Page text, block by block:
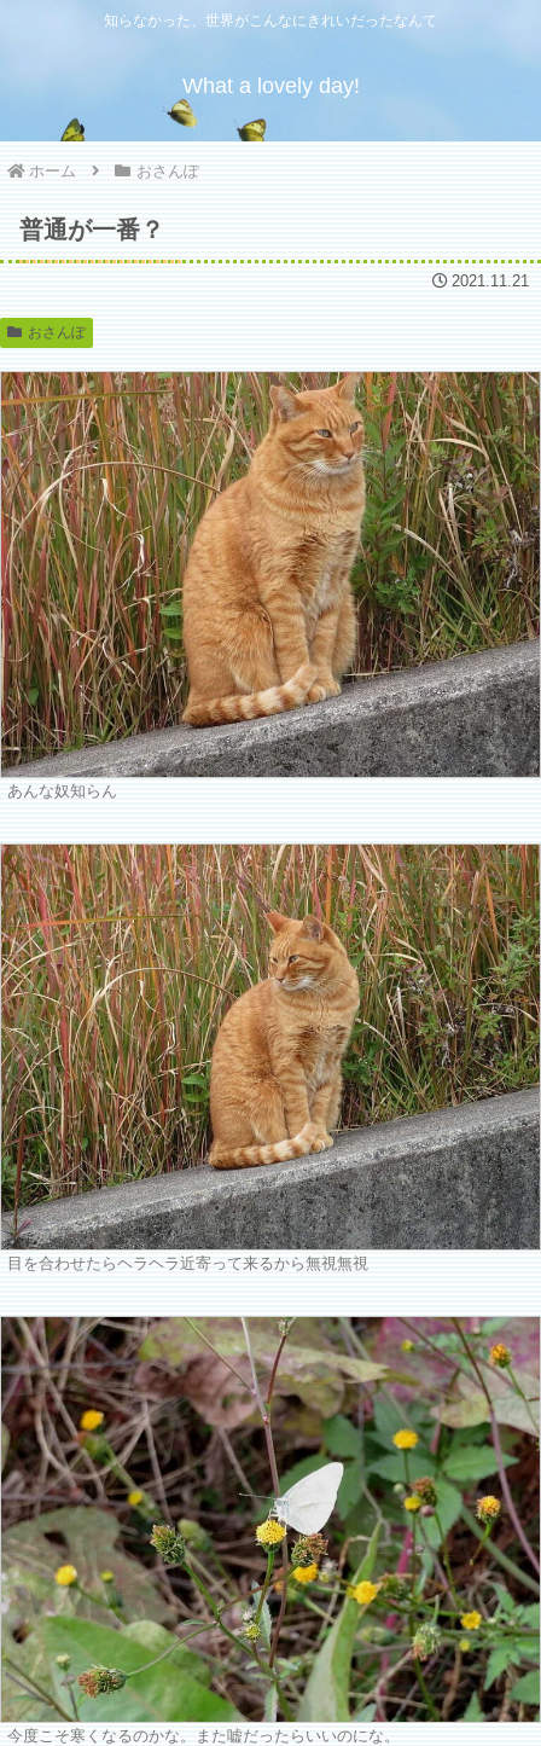
知らなかった、世界がこんなにきれいだったなんて
What a lovely day!
ホーム おさんぽ
普通が一番？
2021.11.21
おさんぽ
あんな奴知らん
目を合わせたらヘラヘラ近寄って来るから無視無視
今度こそ寒くなるのかな。また嘘だったらいいのにな。